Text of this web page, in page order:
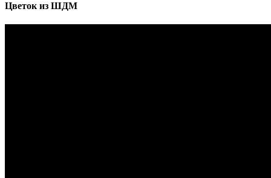
Цветок из ШДМ